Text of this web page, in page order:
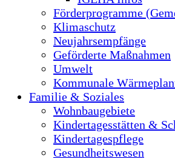
Förderprogramme
Klimaschutz
Neujahrsempfänge
Geförderte Maßnahmen
Umwelt
Kommunale
Familie & Soziales
Wohnbaugebiete
Kindertagesstätten &
Kindertagespflege
Gesundheitswesen